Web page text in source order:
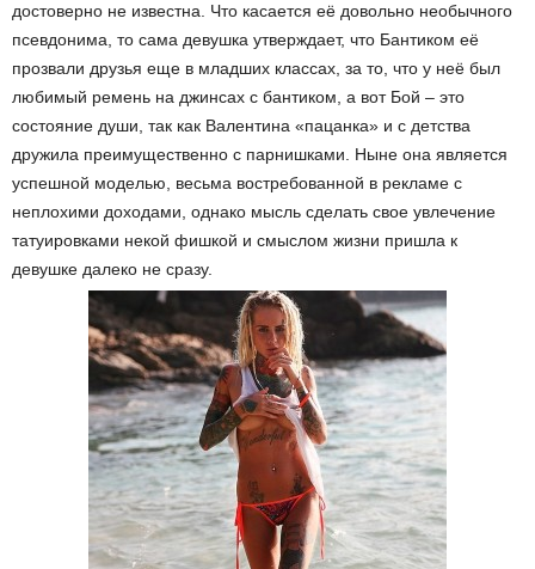
достоверно не известна. Что касается её довольно необычного
псевдонима, то сама девушка утверждает, что Бантиком её
прозвали друзья еще в младших классах, за то, что у неё был
любимый ремень на джинсах с бантиком, а вот Бой – это
состояние души, так как Валентина «пацанка» и с детства
дружила преимущественно с парнишками. Ныне она является
успешной моделью, весьма востребованной в рекламе с
неплохими доходами, однако мысль сделать свое увлечение
татуировками некой фишкой и смыслом жизни пришла к
девушке далеко не сразу.